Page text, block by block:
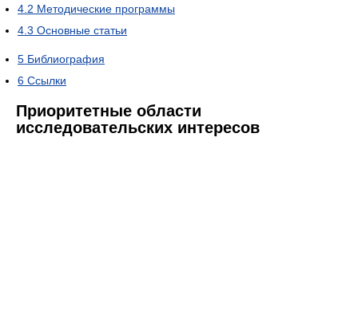
4.2 Методические программы
4.3 Основные статьи
5 Библиография
6 Ссылки
Приоритетные области
исследовательских интересов